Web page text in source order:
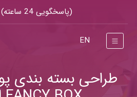
(پاسخگویی 24 ساعته)
EN
طراحی بسته بندی